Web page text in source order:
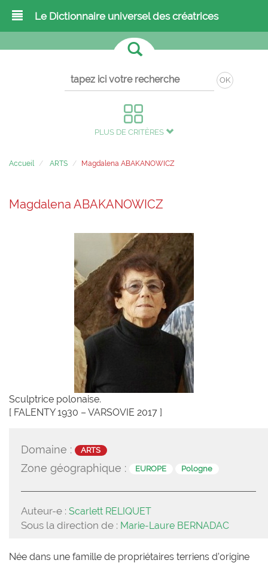
Le Dictionnaire universel des créatrices
OK
PLUS DE CRITÈRES
Accueil ARTS Magdalena ABAKANOWICZ
Magdalena ABAKANOWICZ
Sculptrice polonaise.
[ FALENTY 1930 – VARSOVIE 2017 ]
Domaine : ARTS
Zone géographique : EUROPE Pologne
Auteur-e : Scarlett RELIQUET
Sous la direction de : Marie-Laure BERNADAC
Née dans une famille de propriétaires terriens d’origine